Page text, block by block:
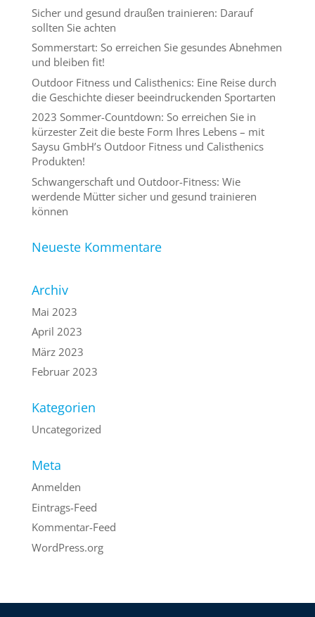
Sicher und gesund draußen trainieren: Darauf
sollten Sie achten
Sommerstart: So erreichen Sie gesundes Abnehmen
und bleiben fit!
Outdoor Fitness und Calisthenics: Eine Reise durch
die Geschichte dieser beeindruckenden Sportarten
2023 Sommer-Countdown: So erreichen Sie in
kürzester Zeit die beste Form Ihres Lebens – mit
Saysu GmbH’s Outdoor Fitness und Calisthenics
Produkten!
Schwangerschaft und Outdoor-Fitness: Wie
werdende Mütter sicher und gesund trainieren
können
Neueste Kommentare
Archiv
Mai 2023
April 2023
März 2023
Februar 2023
Kategorien
Uncategorized
Meta
Anmelden
Eintrags-Feed
Kommentar-Feed
WordPress.org